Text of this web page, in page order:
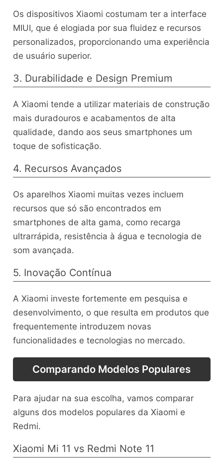
Os dispositivos Xiaomi costumam ter a interface
MIUI, que é elogiada por sua fluidez e recursos
personalizados, proporcionando uma experiência
de usuário superior.
3. Durabilidade e Design Premium
A Xiaomi tende a utilizar materiais de construção
mais duradouros e acabamentos de alta
qualidade, dando aos seus smartphones um
toque de sofisticação.
4. Recursos Avançados
Os aparelhos Xiaomi muitas vezes incluem
recursos que só são encontrados em
smartphones de alta gama, como recarga
ultrarrápida, resistência à água e tecnologia de
som avançada.
5. Inovação Contínua
A Xiaomi investe fortemente em pesquisa e
desenvolvimento, o que resulta em produtos que
frequentemente introduzem novas
funcionalidades e tecnologias no mercado.
Comparando Modelos Populares
Para ajudar na sua escolha, vamos comparar
alguns dos modelos populares da Xiaomi e
Redmi.
Xiaomi Mi 11 vs Redmi Note 11